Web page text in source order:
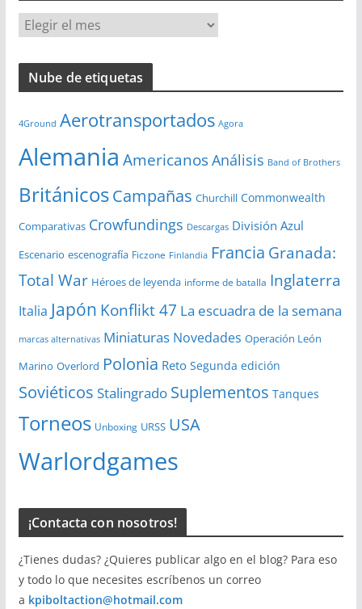
r
c
v
s
Nube de etiquetas
4Ground Aerotransportados Agora
Alemania AmericanosAnálisis Band of Brothers
BritánicosCampañas Churchill Commonwealth
Comparativas Crowfundings Descargas División Azul
Escenario escenografía Ficzone Finlandia Francia Granada:
Total War Héroes de leyenda informe de batalla Inglaterra
Italia Japón Konflikt 47 La escuadra de la semana
marcas alternativas Miniaturas Novedades Operación León
Marino Overlord Polonia Reto Segunda edición
Soviéticos Stalingrado Suplementos Tanques
Torneos Unboxing URSS USA
Warlordgames
¡Contacta con nosotros!
¿Tienes dudas? ¿Quieres publicar algo en el blog? Para eso
y todo lo que necesites escríbenos un correo
a kpiboltaction@hotmail.com